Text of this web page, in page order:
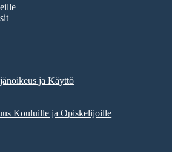
ja Käyttö
Kouluille ja Opiskelijoille